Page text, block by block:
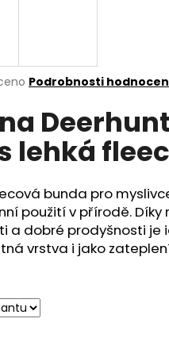
Podrobnosti
lehká
bunda pro
použití v přírodě. Díky
a dobré prodyšnosti je
vrstva i jako